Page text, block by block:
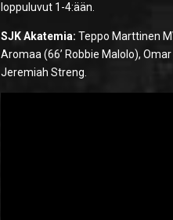
loppuluvut 1-4:ään.
SJK Akatemia: Teppo Marttinen
Aromaa (66’ Robbie Malolo),
Jeremiah Streng.